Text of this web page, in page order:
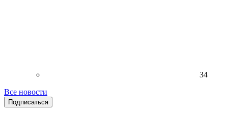
34
Все новости
Подписаться